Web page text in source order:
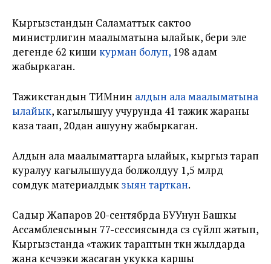
Кыргызстандын Саламаттык сактоо
министрлигин маалыматына ылайык, бери эле
дегенде 62 киши курман болуп, 198 адам
жабыркаган.
Тажикстандын ТИМнин алдын ала маалыматына
ылайык, кагылышуу учурунда 41 тажик жараны
каза таап, 20дан ашууну жабыркаган.
Алдын ала маалыматтарга ылайык, кыргыз тарап
куралуу кагылышууда болжолдуу 1,5 млрд
сомдук материалдыкзыян тарткан.
Садыр Жапаров 20-сентябрда БУУнун Башкы
Ассамблеясынын 77-сессиясында сөз сүйлөп жатып,
Кыргызстанда «тажик тараптын өткөн жылдарда
жана кечээки жасаган укукка каршы